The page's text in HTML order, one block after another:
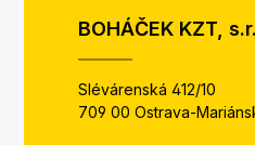
BOHÁČEK KZT,
Slévárenská 412/10
709 00 Ostrava-